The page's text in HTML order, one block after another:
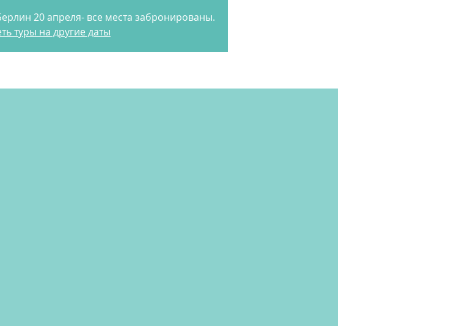
20 апреля- все места забронированы.
туры на другие даты